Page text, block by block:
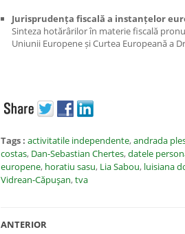
Jurisprudența fiscală a instanțelor
Sinteza hotărârilor în materie fiscală
Uniunii Europene și Curtea Europeană a
Tags : activitatile independente,andrada
costas, Dan-Sebastian Chertes,datele
europene, horatiu sasu, Lia Sabou, luisiana
Vidrean-Căpuşan,tva
ANTERIOR